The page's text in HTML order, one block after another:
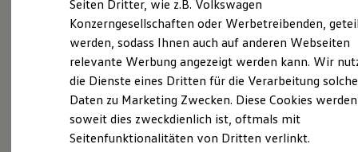
Kurzfahrprofile und Ölverdünnung
Batterieverordnung
XTL-Dieselkraftstoff
Ersatzteile und Betriebsflüssigkeiten
Original Zubehör und Lifestyle Produkte
myVolkswagen
myVolkswagen Business
Elektrisch & Autonom
Unser Ansatz
Als autorisierter Vertragshändler bieten wir Ihnen
eine vielfältige Auswahl an hochwertigen
Volkswagen Fahrzeugen sowie erstklassigen Service
für Ihre Mobilitätsbedürfnisse. Entdecken Sie unsere
neuesten Modelle, informieren Sie sich über
attraktive Angebote und lassen Sie sich von unserem
engagierten Team persönlich beraten. Wir sind stolz
darauf, Ihnen als zuverlässiger Partner rund um das
Seiten Dritter, wie z.B. Volkswagen
Konzerngesellschaften oder Werbetreibenden,
werden, sodass Ihnen auch auf anderen Webseiten
relevante Werbung angezeigt werden kann. Wir
die Dienste eines Dritten für die Verarbeitung
Daten zu Marketing Zwecken. Diese Cookies
soweit dies zweckdienlich ist, oftmals mit
Seitenfunktionalitäten von Dritten verlinkt.